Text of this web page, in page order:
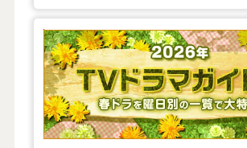
【2026年春】TVドラマガイド